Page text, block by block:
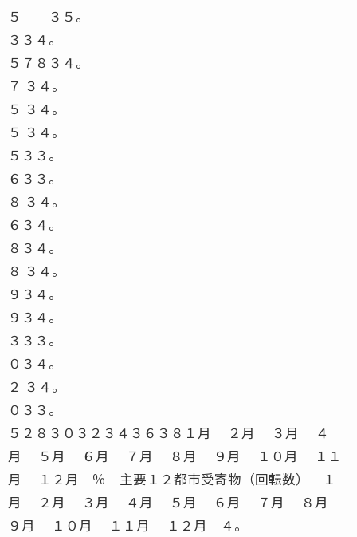
５ ３５。
３３４。
５７８３４。
７ ３４。
５ ３４。
５ ３４。
５３３。
６３３。
８ ３４。
６３４。
８３４。
８ ３４。
９３４。
９３４。
３３３。
０３４。
２ ３４。
０３３。
５２８３０３２３４３６３８１月 ２月 ３月 ４
月 ５月 ６月 ７月 ８月 ９月 １０月 １１
月 １２月 ％ 主要１２都市受寄物（回転数） １
月 ２月 ３月 ４月 ５月 ６月 ７月 ８月
９月 １０月 １１月 １２月 ４。